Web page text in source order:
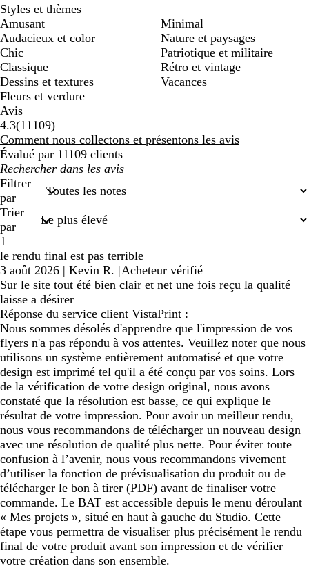
Styles et thèmes
Amusant
Audacieux et color
Chic
Classique
Dessins et textures
Fleurs et verdure
Minimal
Nature et paysages
Patriotique et militaire
Rétro et vintage
Vacances
Avis
4.3(1110911109
avis
)
Comment nous collectons et présentons les avis
Évalué par 11109 clients
Mes
recherches
saisies
Filtrer
par
Trier
par
1
le rendu final est pas terrible
3 août 2026 | Kevin R. |Acheteur vérifié
Sur le site tout été bien clair et net une fois reçu la qualité
laisse a désirer
Réponse du service client VistaPrint :
Nous sommes désolés d'apprendre que l'impression de vos
flyers n'a pas répondu à vos attentes. Veuillez noter que nous
utilisons un système entièrement automatisé et que votre
design est imprimé tel qu'il a été conçu par vos soins. Lors
de la vérification de votre design original, nous avons
constaté que la résolution est basse, ce qui explique le
résultat de votre impression. Pour avoir un meilleur rendu,
nous vous recommandons de télécharger un nouveau design
avec une résolution de qualité plus nette. Pour éviter toute
confusion à l’avenir, nous vous recommandons vivement
d’utiliser la fonction de prévisualisation du produit ou de
télécharger le bon à tirer (PDF) avant de finaliser votre
commande. Le BAT est accessible depuis le menu déroulant
« Mes projets », situé en haut à gauche du Studio. Cette
étape vous permettra de visualiser plus précisément le rendu
final de votre produit avant son impression et de vérifier
votre création dans son ensemble.